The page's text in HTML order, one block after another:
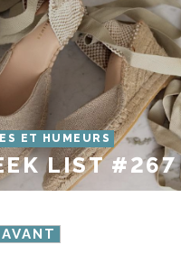
ET HUMEURS
LIST #267